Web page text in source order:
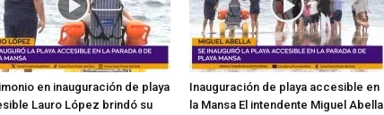
en inauguración de playa
Lauro López brindó su
Inauguración de playa accesible en
la Mansa El intendente Miguel Abella